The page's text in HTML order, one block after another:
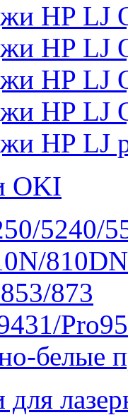
HP LJ
HP LJ
HP LJ
HP LJ
HP LJ
OKI
5240/
873
белые